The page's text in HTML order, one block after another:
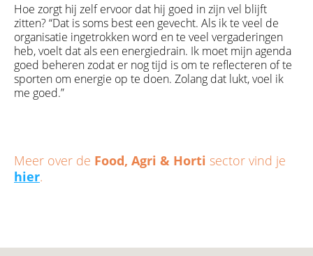
Hoe zorgt hij zelf ervoor dat hij goed in zijn vel blijft
zitten? “Dat is soms best een gevecht. Als ik te veel de
organisatie ingetrokken word en te veel vergaderingen
heb, voelt dat als een energiedrain. Ik moet mijn agenda
goed beheren zodat er nog tijd is om te reflecteren of te
sporten om energie op te doen. Zolang dat lukt, voel ik
me goed.”
Meer over de Food, Agri & Horti sector vind je
hier.